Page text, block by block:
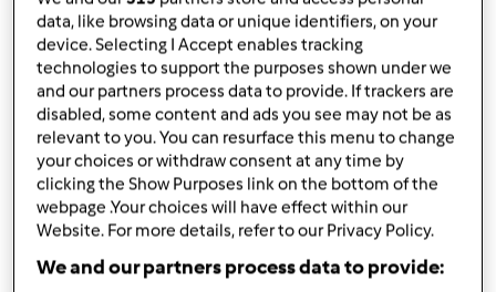
published: 03.01.2024
Adicionar às minhas coleções
Partilhar receita
Ingredientes
data, like browsing data or unique identifiers, on your
device. Selecting I Accept enables tracking
technologies to support the purposes shown under we
and our partners process data to provide. If trackers are
disabled, some content and ads you see may not be as
relevant to you. You can resurface this menu to change
your choices or withdraw consent at any time by
clicking the Show Purposes link on the bottom of the
webpage .Your choices will have effect within our
Website. For more details, refer to our Privacy Policy.
We and our partners process data to provide: